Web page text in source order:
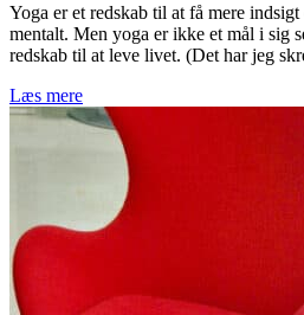
Yoga er et redskab til at få mere
mentalt. Men yoga er ikke et mål i sig
redskab til at leve livet. (Det har jeg
Læs mere